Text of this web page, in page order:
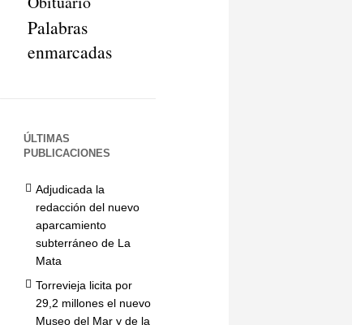
Palabras
enmarcadas
ÚLTIMAS
PUBLICACIONES
Adjudicada la
redacción del nuevo
aparcamiento
subterráneo de La
Mata
Torrevieja licita por
29,2 millones el nuevo
Museo del Mar y de la